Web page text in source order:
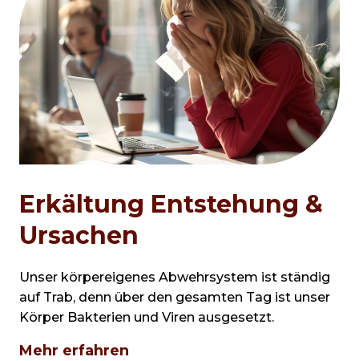
Erkältung Entstehung &
Ursachen
Unser körpereigenes Abwehrsystem ist ständig
auf Trab, denn über den gesamten Tag ist unser
Körper Bakterien und Viren ausgesetzt.
Mehr erfahren